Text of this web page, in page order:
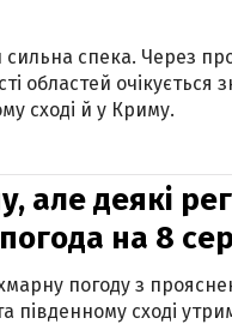
спека. Через
областей очікується
сході й у Криму.
але деякі
на 8
погоду з
південному сході